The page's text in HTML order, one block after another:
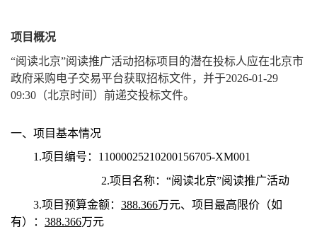
项目概况
“阅读北京”阅读推广活动招标项目的潜在投标人应在北京市
政府采购电子交易平台获取招标文件，并于2026-01-29
09:30（北京时间）前递交投标文件。
一、项目基本情况
1.项目编号：11000025210200156705-XM001
2.项目名称： “阅读北京”阅读推广活动
3.项目预算金额： 388.366万元、项目最高限价（如
有）： 388.366万元